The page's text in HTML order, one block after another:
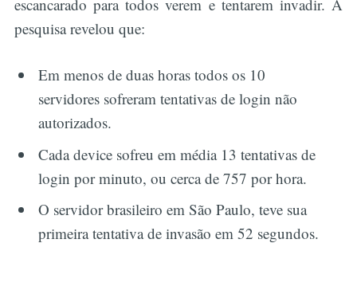
escancarado para todos verem e tentarem invadir. A
pesquisa revelou que:
Em menos de duas horas todos os 10
servidores sofreram tentativas de login não
autorizados.
Cada device sofreu em média 13 tentativas de
login por minuto, ou cerca de 757 por hora.
O servidor brasileiro em São Paulo, teve sua
primeira tentativa de invasão em 52 segundos.